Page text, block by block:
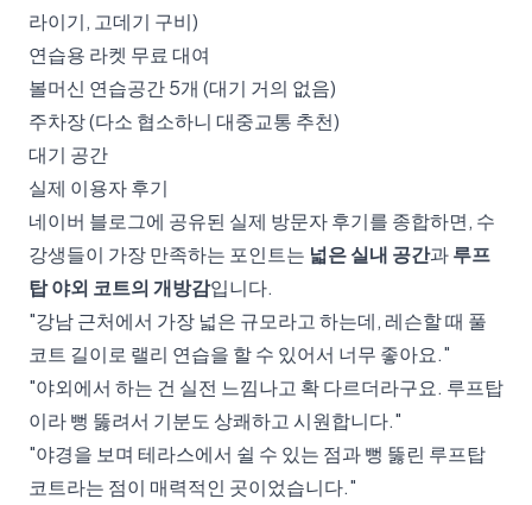
라이기, 고데기 구비)
연습용 라켓 무료 대여
볼머신 연습공간 5개 (대기 거의 없음)
주차장 (다소 협소하니 대중교통 추천)
대기 공간
실제 이용자 후기
네이버 블로그에 공유된 실제 방문자 후기를 종합하면, 수
강생들이 가장 만족하는 포인트는 넓은 실내 공간과루프
탑 야외 코트의 개방감입니다.
"강남 근처에서 가장 넓은 규모라고 하는데, 레슨할 때 풀
코트 길이로 랠리 연습을 할 수 있어서 너무 좋아요."
"야외에서 하는 건 실전 느낌나고 확 다르더라구요. 루프탑
이라 뻥 뚫려서 기분도 상쾌하고 시원합니다."
"야경을 보며 테라스에서 쉴 수 있는 점과 뻥 뚫린 루프탑
코트라는 점이 매력적인 곳이었습니다."